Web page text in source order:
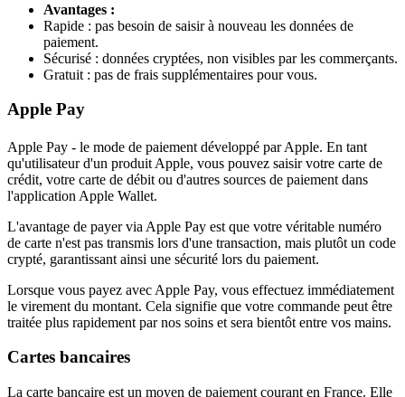
Avantages :
Rapide : pas besoin de saisir à nouveau les données de
paiement.
Sécurisé : données cryptées, non visibles par les commerçants.
Gratuit : pas de frais supplémentaires pour vous.
Apple Pay
Apple Pay - le mode de paiement développé par Apple. En tant
qu'utilisateur d'un produit Apple, vous pouvez saisir votre carte de
crédit, votre carte de débit ou d'autres sources de paiement dans
l'application Apple Wallet.
L'avantage de payer via Apple Pay est que votre véritable numéro
de carte n'est pas transmis lors d'une transaction, mais plutôt un code
crypté, garantissant ainsi une sécurité lors du paiement.
Lorsque vous payez avec Apple Pay, vous effectuez immédiatement
le virement du montant. Cela signifie que votre commande peut être
traitée plus rapidement par nos soins et sera bientôt entre vos mains.
Cartes bancaires
La carte bancaire est un moyen de paiement courant en France. Elle